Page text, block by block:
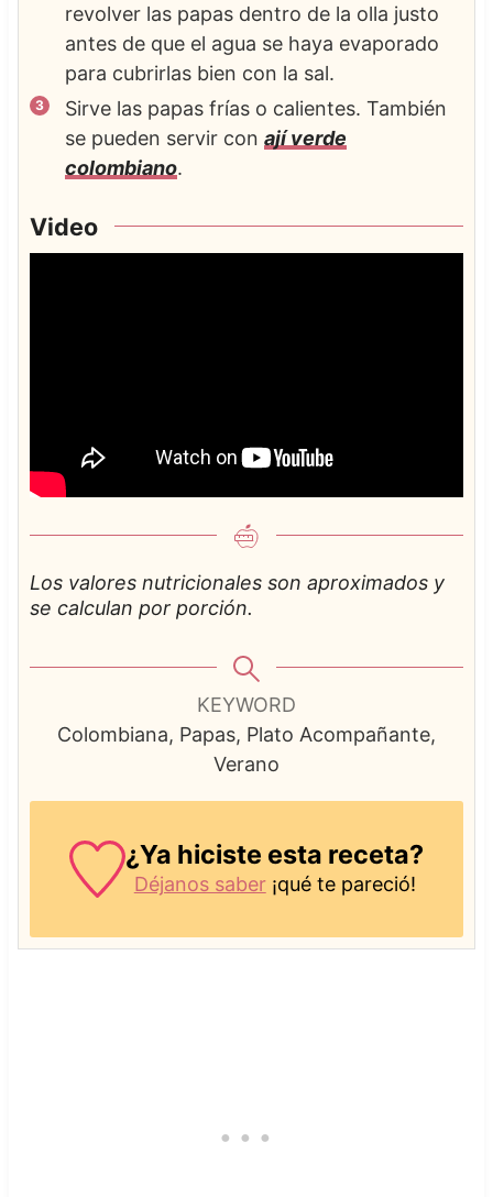
revolver las papas dentro de la olla justo
antes de que el agua se haya evaporado
para cubrirlas bien con la sal.
Sirve las papas frías o calientes. También
se pueden servir con ají verde
colombiano.
Video
Los valores nutricionales son aproximados y
se calculan por porción.
KEYWORD
Colombiana, Papas, Plato Acompañante,
Verano
¿Ya hiciste esta receta?
Déjanos saber¡qué te pareció!